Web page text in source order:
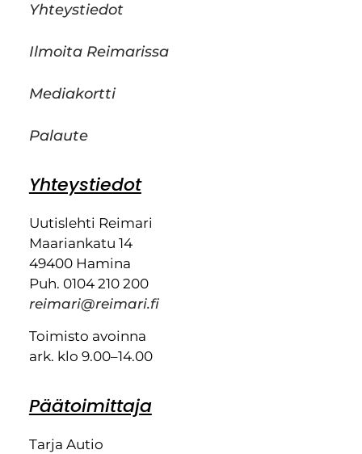
Yhteystiedot
Ilmoita Reimarissa
Mediakortti
Palaute
Yhteystiedot
Uutislehti Reimari
Maariankatu 14
49400 Hamina
Puh. 0104 210 200
reimari@reimari.fi
Toimisto avoinna
ark. klo 9.00–14.00
Päätoimittaja
Tarja Autio